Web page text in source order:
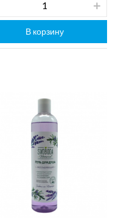
В корзину